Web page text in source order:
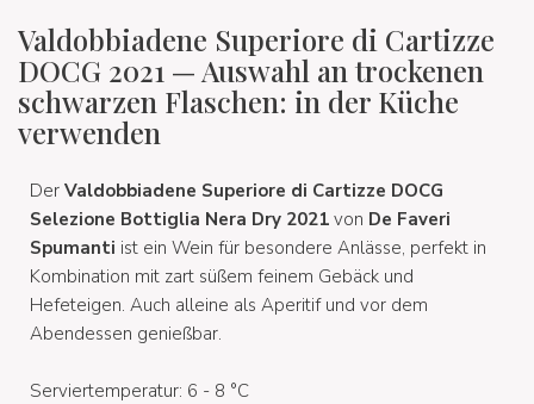
Valdobbiadene Superiore di Cartizze
DOCG 2021 — Auswahl an trockenen
schwarzen Flaschen: in der Küche
verwenden
Der Valdobbiadene Superiore di Cartizze DOCG
Selezione Bottiglia Nera Dry 2021 von De Faveri
Spumanti ist ein Wein für besondere Anlässe, perfekt in
Kombination mit zart süßem feinem Gebäck und
Hefeteigen. Auch alleine als Aperitif und vor dem
Abendessen genießbar.
Serviertemperatur: 6 - 8 °C